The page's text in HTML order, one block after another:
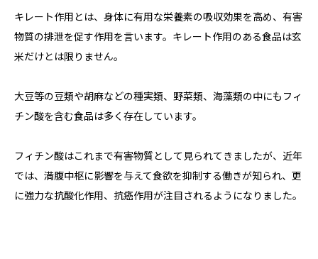
キレート作用とは、身体に有用な栄養素の吸収効果を高め、有害
物質の排泄を促す作用を言います。キレート作用のある食品は玄
米だけとは限りません。
大豆等の豆類や胡麻などの種実類、野菜類、海藻類の中にもフィ
チン酸を含む食品は多く存在しています。
フィチン酸はこれまで有害物質として見られてきましたが、近年
では、満腹中枢に影響を与えて食欲を抑制する働きが知られ、更
に強力な抗酸化作用、抗癌作用が注目されるようになりました。